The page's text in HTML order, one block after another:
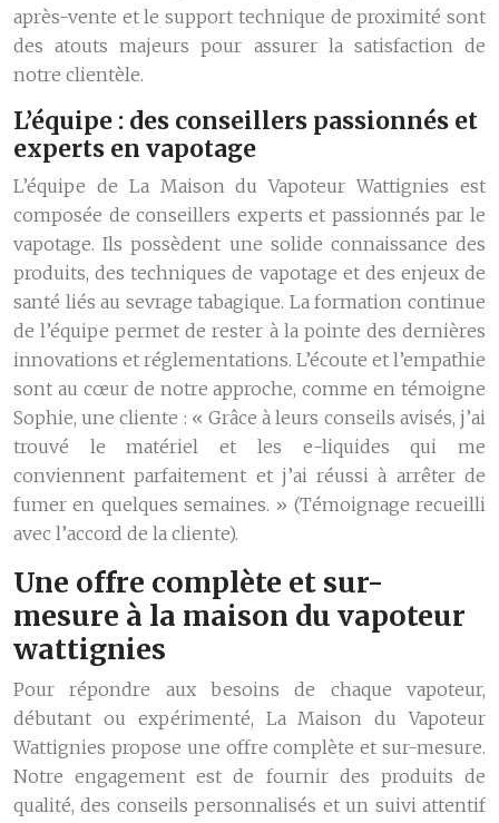
après-vente et le support technique de proximité sont
des atouts majeurs pour assurer la satisfaction de
notre clientèle.
L’équipe : des conseillers passionnés et
experts en vapotage
L’équipe de La Maison du Vapoteur Wattignies est
composée de conseillers experts et passionnés par le
vapotage. Ils possèdent une solide connaissance des
produits, des techniques de vapotage et des enjeux de
santé liés au sevrage tabagique. La formation continue
de l’équipe permet de rester à la pointe des dernières
innovations et réglementations. L’écoute et l’empathie
sont au cœur de notre approche, comme en témoigne
Sophie, une cliente : « Grâce à leurs conseils avisés, j’ai
trouvé le matériel et les e-liquides qui me
conviennent parfaitement et j’ai réussi à arrêter de
fumer en quelques semaines. » (Témoignage recueilli
avec l’accord de la cliente).
Une offre complète et sur-
mesure à la maison du vapoteur
wattignies
Pour répondre aux besoins de chaque vapoteur,
débutant ou expérimenté, La Maison du Vapoteur
Wattignies propose une offre complète et sur-mesure.
Notre engagement est de fournir des produits de
qualité, des conseils personnalisés et un suivi attentif